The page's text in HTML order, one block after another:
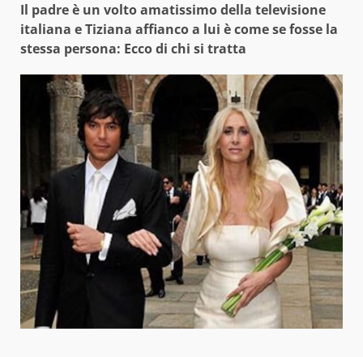
Il padre è un volto amatissimo della televisione
italiana e Tiziana affianco a lui è come se fosse la
stessa persona: Ecco di chi si tratta